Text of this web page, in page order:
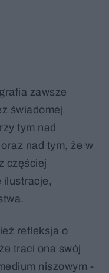
zawsze
świadomej
tym nad
nad tym, że w
częściej
ilustracje,
refleksja o
traci ona swój
niszowym -